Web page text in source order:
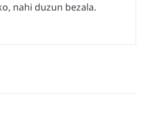
nahi duzun bezala.